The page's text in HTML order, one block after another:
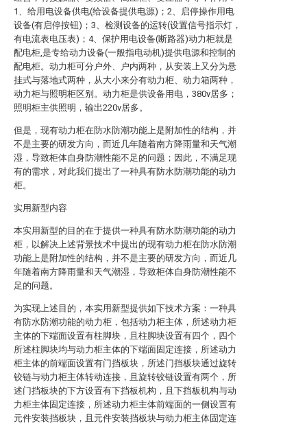
1、给用电设备供电(给设备提供电源)；2、启停操作用电
设备(有启停按钮)；3、检测设备的运转(设置信号指示灯，
有电流表电压表)；4、保护用电设备(断路器)动力柜就是
配电柜,是专给动力设备(一般指电动机)提供电源和控制的
配电柜。动力柜可分户外、户内两种，从安装上又分为悬
挂式与落地式两种，从大小来分有动力柜、动力箱两种，
动力柜与照明柜区别。动力柜是供设备用电，380v居多；
照明柜主供照明，输出220v居多。
但是，现有动力柜在防水防潮功能上是附加性的结构，并
不是主要的研发方向，而近几年随着南方降雨量和天气潮
湿，导致柜体自身防潮性能不足的问题；因此，不满足现
有的需求，对此我们提出了一种具有防水防潮功能的动力
柜。
实用新型内容
本实用新型的目的在于提供一种具有防水防潮功能的动力
柜，以解决上述背景技术中提出的现有动力柜在防水防潮
功能上是附加性的结构，并不是主要的研发方向，而近几
年随着南方降雨量和天气潮湿，导致柜体自身防潮性能不
足的问题。
为实现上述目的，本实用新型提供如下技术方案：一种具
有防水防潮功能的动力柜，包括动力柜主体，所述动力柜
主体的下端面设置有柱脚块，且柱脚块设置有四个，四个
所述柱脚块均与动力柜主体的下端面固定连接，所述动力
柜主体的前端面设置有门挡板块，所述门挡板块通过旋转
铰链与动力柜主体转动连接，且旋转铰链设置有两个，所
述门挡板块的下方设置有下挡板机构，且下挡板机构与动
力柜主体固定连接，所述动力柜主体前端面的一侧设置有
元件安装挡板块，且元件安装挡板块与动力柜主体固定连